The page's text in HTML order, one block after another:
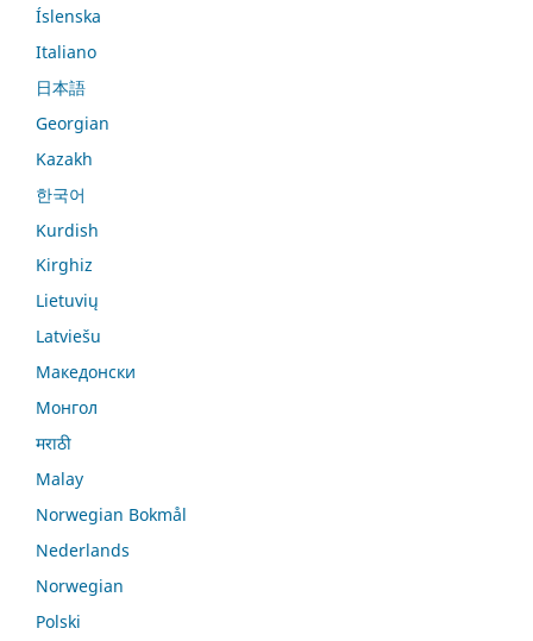
Íslenska
Italiano
日本語
Georgian
Kazakh
한국어
Kurdish
Kirghiz
Lietuvių
Latviešu
Македонски
Монгол
मराठी
Malay
Norwegian Bokmål
Nederlands
Norwegian
Polski